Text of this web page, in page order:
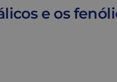
e os